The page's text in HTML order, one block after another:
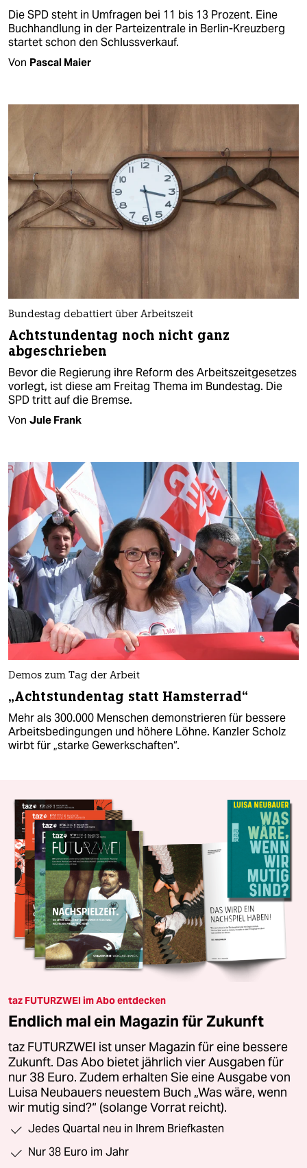
Die SPD steht in Umfragen bei 11 bis 13 Prozent. Eine
Buchhandlung in der Parteizentrale in Berlin-Kreuzberg
startet schon den Schlussverkauf.
Von Pascal Maier
Bundestag debattiert über Arbeitszeit
Achtstundentag noch nicht ganz
abgeschrieben
Bevor die Regierung ihre Reform des Arbeitszeitgesetzes
vorlegt, ist diese am Freitag Thema im Bundestag. Die
SPD tritt auf die Bremse.
Von Jule Frank
Demos zum Tag der Arbeit
„Achtstundentag statt Hamsterrad“
Mehr als 300.000 Menschen demonstrieren für bessere
Arbeitsbedingungen und höhere Löhne. Kanzler Scholz
wirbt für „starke Gewerkschaften“.
taz FUTURZWEI im Abo entdecken
Endlich mal ein Magazin für Zukunft
taz FUTURZWEI ist unser Magazin für eine bessere
Zukunft. Das Abo bietet jährlich vier Ausgaben für
nur 38 Euro. Zudem erhalten Sie eine Ausgabe von
Luisa Neubauers neuestem Buch „Was wäre, wenn
wir mutig sind?“ (solange Vorrat reicht).
Jedes Quartal neu in Ihrem Briefkasten
Nur 38 Euro im Jahr